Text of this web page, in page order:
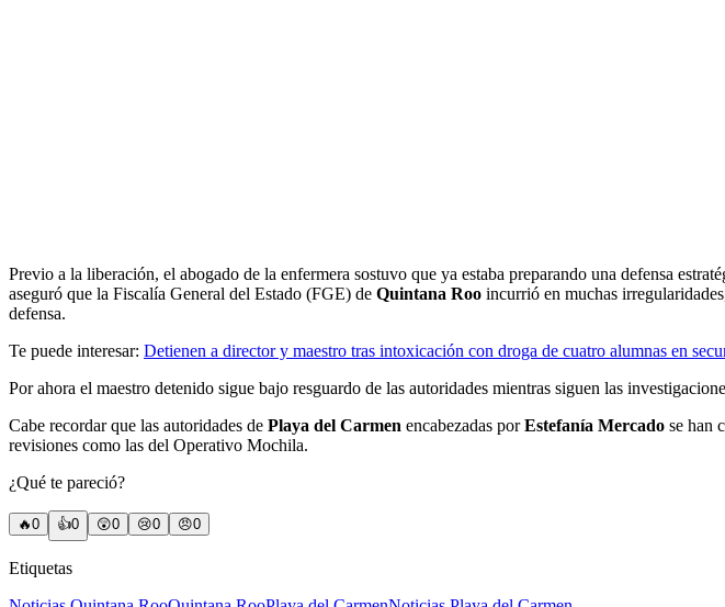
Previo a la liberación, el abogado de la enfermera sostuvo que ya estaba preparando una defensa
aseguró que la Fiscalía General del Estado (FGE) de Quintana Roo incurrió en muchas
defensa.
Te puede interesar: Detienen a director y maestro tras intoxicación con droga de cuatro alumnas en
Por ahora el maestro detenido sigue bajo resguardo de las autoridades mientras siguen las
Cabe recordar que las autoridades de Playa del Carmen encabezadas porEstefanía Mercado se han
revisiones como las del Operativo Mochila.
¿Qué te pareció?
🔥0 👍0 😲0 😢0 😠0
Etiquetas